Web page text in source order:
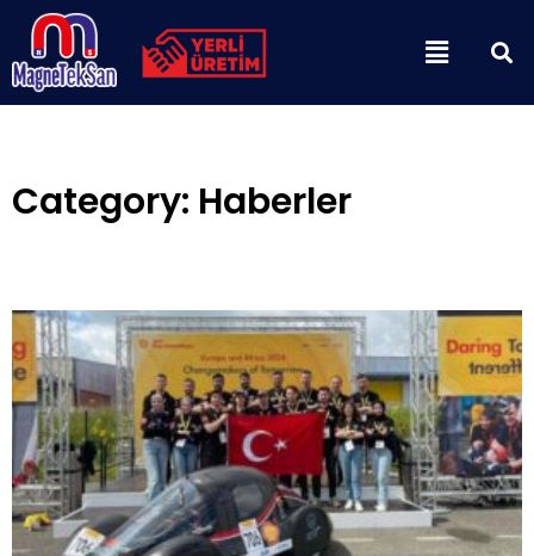
İçeriğe
Menu
Category: Haberler